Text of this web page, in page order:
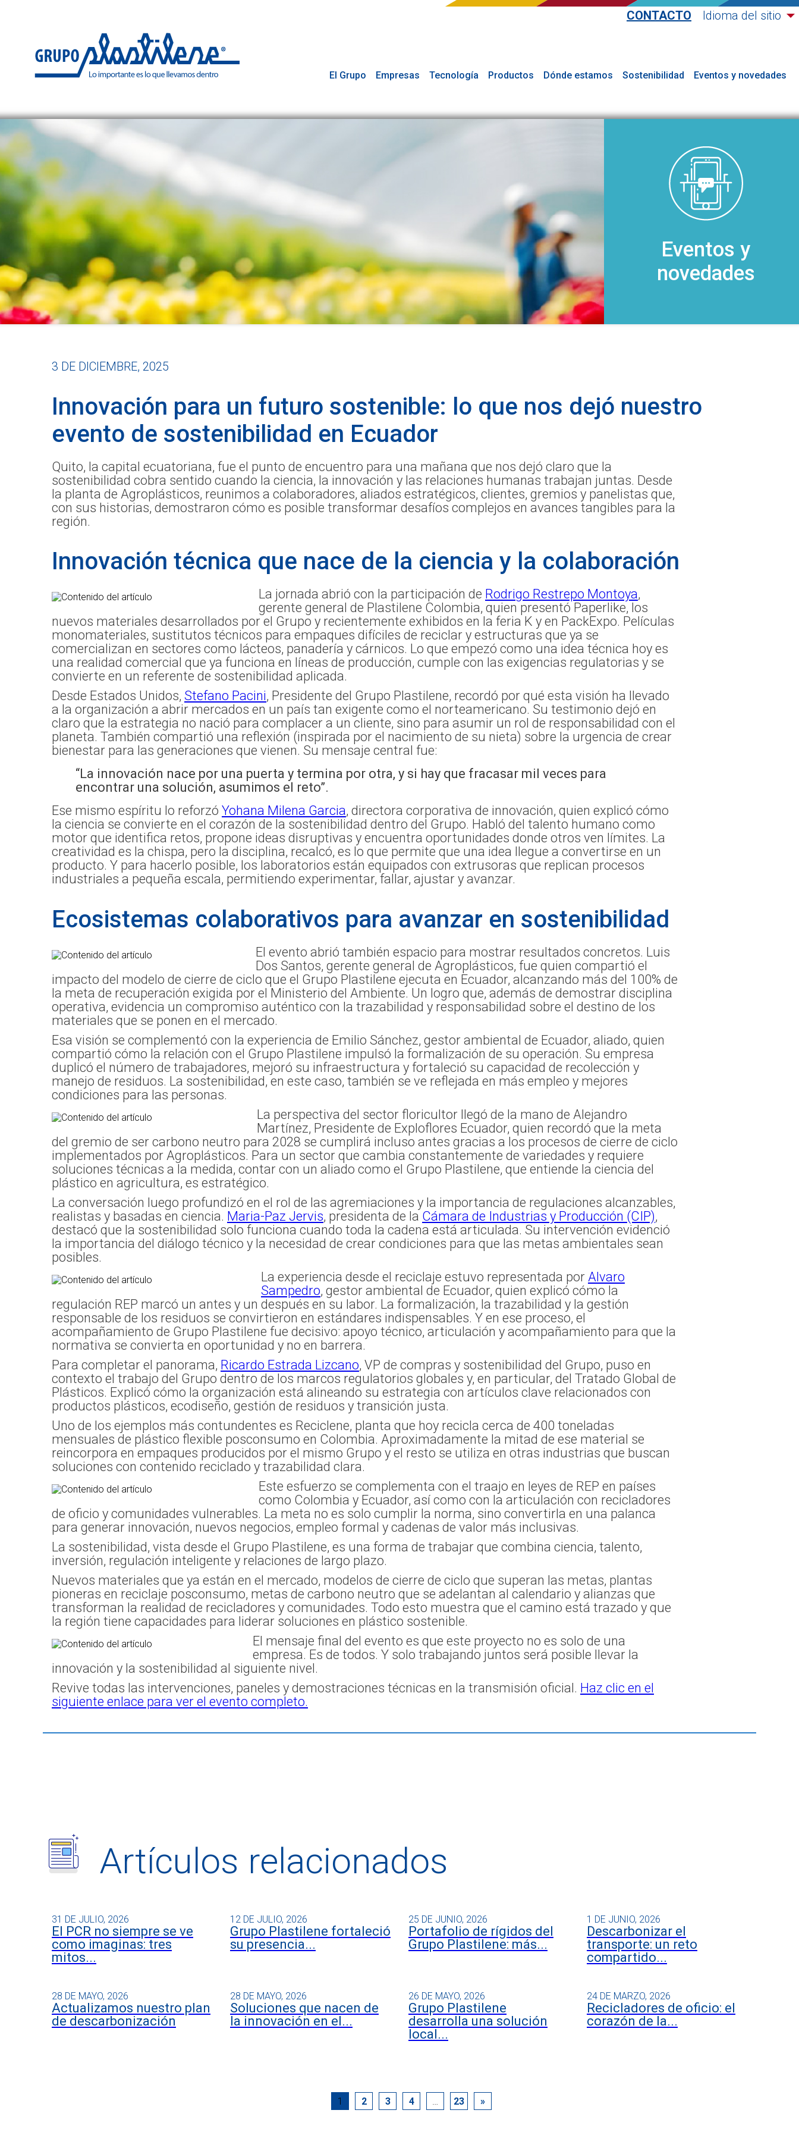
CONTACTO Idioma del sitio
El Grupo Empresas Tecnología Productos Dónde estamos Sostenibilidad Eventos y novedades
Eventos y
novedades
3 DE DICIEMBRE, 2025
Innovación para un futuro sostenible: lo que nos dejó nuestro
evento de sostenibilidad en Ecuador
Quito, la capital ecuatoriana, fue el punto de encuentro para una mañana que nos dejó claro que la
sostenibilidad cobra sentido cuando la ciencia, la innovación y las relaciones humanas trabajan juntas. Desde
la planta de Agroplásticos, reunimos a colaboradores, aliados estratégicos, clientes, gremios y panelistas que,
con sus historias, demostraron cómo es posible transformar desafíos complejos en avances tangibles para la
región.
Innovación técnica que nace de la ciencia y la colaboración
La jornada abrió con la participación de Rodrigo Restrepo Montoya,
gerente general de Plastilene Colombia, quien presentó Paperlike, los
nuevos materiales desarrollados por el Grupo y recientemente exhibidos en la feria K y en PackExpo. Películas
monomateriales, sustitutos técnicos para empaques difíciles de reciclar y estructuras que ya se
comercializan en sectores como lácteos, panadería y cárnicos. Lo que empezó como una idea técnica hoy es
una realidad comercial que ya funciona en líneas de producción, cumple con las exigencias regulatorias y se
convierte en un referente de sostenibilidad aplicada.
Desde Estados Unidos, Stefano Pacini, Presidente del Grupo Plastilene, recordó por qué esta visión ha llevado
a la organización a abrir mercados en un país tan exigente como el norteamericano. Su testimonio dejó en
claro que la estrategia no nació para complacer a un cliente, sino para asumir un rol de responsabilidad con el
planeta. También compartió una reflexión (inspirada por el nacimiento de su nieta) sobre la urgencia de crear
bienestar para las generaciones que vienen. Su mensaje central fue:
“La innovación nace por una puerta y termina por otra, y si hay que fracasar mil veces para
encontrar una solución, asumimos el reto”.
Ese mismo espíritu lo reforzó Yohana Milena Garcia, directora corporativa de innovación, quien explicó cómo
la ciencia se convierte en el corazón de la sostenibilidad dentro del Grupo. Habló del talento humano como
motor que identifica retos, propone ideas disruptivas y encuentra oportunidades donde otros ven límites. La
creatividad es la chispa, pero la disciplina, recalcó, es lo que permite que una idea llegue a convertirse en un
producto. Y para hacerlo posible, los laboratorios están equipados con extrusoras que replican procesos
industriales a pequeña escala, permitiendo experimentar, fallar, ajustar y avanzar.
Ecosistemas colaborativos para avanzar en sostenibilidad
El evento abrió también espacio para mostrar resultados concretos. Luis
Dos Santos, gerente general de Agroplásticos, fue quien compartió el
impacto del modelo de cierre de ciclo que el Grupo Plastilene ejecuta en Ecuador, alcanzando más del 100% de
la meta de recuperación exigida por el Ministerio del Ambiente. Un logro que, además de demostrar disciplina
operativa, evidencia un compromiso auténtico con la trazabilidad y responsabilidad sobre el destino de los
materiales que se ponen en el mercado.
Esa visión se complementó con la experiencia de Emilio Sánchez, gestor ambiental de Ecuador, aliado, quien
compartió cómo la relación con el Grupo Plastilene impulsó la formalización de su operación. Su empresa
duplicó el número de trabajadores, mejoró su infraestructura y fortaleció su capacidad de recolección y
manejo de residuos. La sostenibilidad, en este caso, también se ve reflejada en más empleo y mejores
condiciones para las personas.
La perspectiva del sector floricultor llegó de la mano de Alejandro
Martínez, Presidente de Exploflores Ecuador, quien recordó que la meta
del gremio de ser carbono neutro para 2028 se cumplirá incluso antes gracias a los procesos de cierre de ciclo
implementados por Agroplásticos. Para un sector que cambia constantemente de variedades y requiere
soluciones técnicas a la medida, contar con un aliado como el Grupo Plastilene, que entiende la ciencia del
plástico en agricultura, es estratégico.
La conversación luego profundizó en el rol de las agremiaciones y la importancia de regulaciones alcanzables,
realistas y basadas en ciencia. Maria-Paz Jervis, presidenta de la Cámara de Industrias y Producción (CIP),
destacó que la sostenibilidad solo funciona cuando toda la cadena está articulada. Su intervención evidenció
la importancia del diálogo técnico y la necesidad de crear condiciones para que las metas ambientales sean
posibles.
La experiencia desde el reciclaje estuvo representada por Alvaro
Sampedro, gestor ambiental de Ecuador, quien explicó cómo la
regulación REP marcó un antes y un después en su labor. La formalización, la trazabilidad y la gestión
responsable de los residuos se convirtieron en estándares indispensables. Y en ese proceso, el
acompañamiento de Grupo Plastilene fue decisivo: apoyo técnico, articulación y acompañamiento para que la
normativa se convierta en oportunidad y no en barrera.
Para completar el panorama, Ricardo Estrada Lizcano, VP de compras y sostenibilidad del Grupo, puso en
contexto el trabajo del Grupo dentro de los marcos regulatorios globales y, en particular, del Tratado Global de
Plásticos. Explicó cómo la organización está alineando su estrategia con artículos clave relacionados con
productos plásticos, ecodiseño, gestión de residuos y transición justa.
Uno de los ejemplos más contundentes es Reciclene, planta que hoy recicla cerca de 400 toneladas
mensuales de plástico flexible posconsumo en Colombia. Aproximadamente la mitad de ese material se
reincorpora en empaques producidos por el mismo Grupo y el resto se utiliza en otras industrias que buscan
soluciones con contenido reciclado y trazabilidad clara.
Este esfuerzo se complementa con el traajo en leyes de REP en países
como Colombia y Ecuador, así como con la articulación con recicladores
de oficio y comunidades vulnerables. La meta no es solo cumplir la norma, sino convertirla en una palanca
para generar innovación, nuevos negocios, empleo formal y cadenas de valor más inclusivas.
La sostenibilidad, vista desde el Grupo Plastilene, es una forma de trabajar que combina ciencia, talento,
inversión, regulación inteligente y relaciones de largo plazo.
Nuevos materiales que ya están en el mercado, modelos de cierre de ciclo que superan las metas, plantas
pioneras en reciclaje posconsumo, metas de carbono neutro que se adelantan al calendario y alianzas que
transforman la realidad de recicladores y comunidades. Todo esto muestra que el camino está trazado y que
la región tiene capacidades para liderar soluciones en plástico sostenible.
El mensaje final del evento es que este proyecto no es solo de una
empresa. Es de todos. Y solo trabajando juntos será posible llevar la
innovación y la sostenibilidad al siguiente nivel.
Revive todas las intervenciones, paneles y demostraciones técnicas en la transmisión oficial. Haz clic en el
siguiente enlace para ver el evento completo.
Artículos relacionados
31 DE JULIO, 2026
El PCR no siempre se ve
como imaginas: tres
mitos...
12 DE JULIO, 2026
Grupo Plastilene fortaleció
su presencia...
25 DE JUNIO, 2026
Portafolio de rígidos del
Grupo Plastilene: más...
1 DE JUNIO, 2026
Descarbonizar el
transporte: un reto
compartido...
28 DE MAYO, 2026
Actualizamos nuestro plan
de descarbonización
28 DE MAYO, 2026
Soluciones que nacen de
la innovación en el...
26 DE MAYO, 2026
Grupo Plastilene
desarrolla una solución
local...
24 DE MARZO, 2026
Recicladores de oficio: el
corazón de la...
1 2 3 4 … 23 »